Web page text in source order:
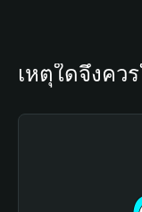
เหตุใดจึงคว